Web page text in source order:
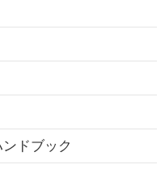
ドブック